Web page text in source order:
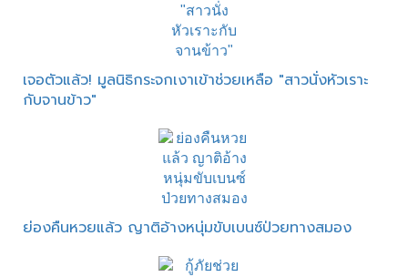
เจอตัวแล้ว! มูลนิธิกระจกเงาเข้าช่วยเหลือ "สาวนั่งหัวเราะ
กับจานข้าว"
ย่องคืนหวยแล้ว ญาติอ้างหนุ่มขับเบนซ์ป่วยทางสมอง